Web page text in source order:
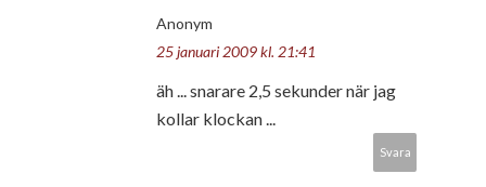
Anonym
25 januari 2009 kl. 21:41
äh ... snarare 2,5 sekunder när jag
kollar klockan ...
Svara